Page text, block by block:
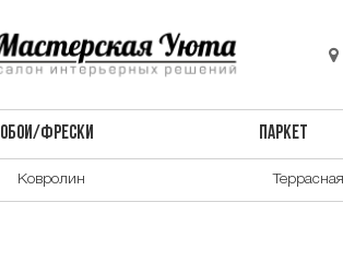
ОБОИ/ФРЕСКИ ПАРКЕТ
Ковролин